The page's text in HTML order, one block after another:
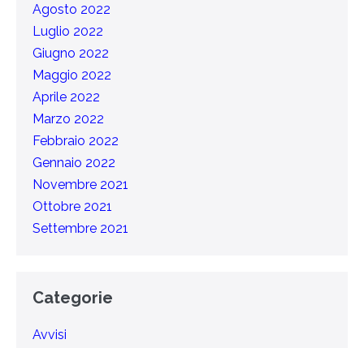
Agosto 2022
Luglio 2022
Giugno 2022
Maggio 2022
Aprile 2022
Marzo 2022
Febbraio 2022
Gennaio 2022
Novembre 2021
Ottobre 2021
Settembre 2021
Categorie
Avvisi